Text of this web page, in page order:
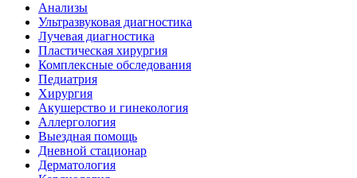
Анализы
Ультразвуковая диагностика
Лучевая диагностика
Пластическая хирургия
Комплексные обследования
Педиатрия
Хирургия
Акушерство и гинекология
Аллергология
Выездная помощь
Дневной стационар
Дерматология